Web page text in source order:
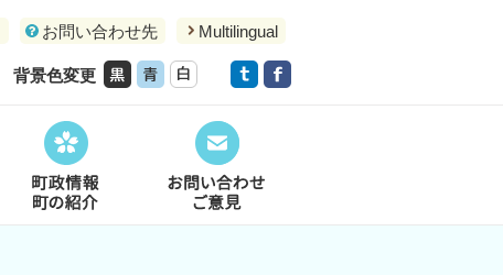
お問い合わせ先 Multilingual
背景色変更